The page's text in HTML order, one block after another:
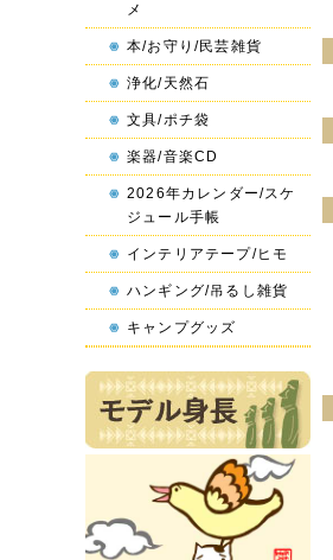
メ
本/お守り/民芸雑貨
浄化/天然石
文具/ポチ袋
楽器/音楽CD
2026年カレンダー/スケ
ジュール手帳
インテリアテープ/ヒモ
ハンギング/吊るし雑貨
キャンプグッズ